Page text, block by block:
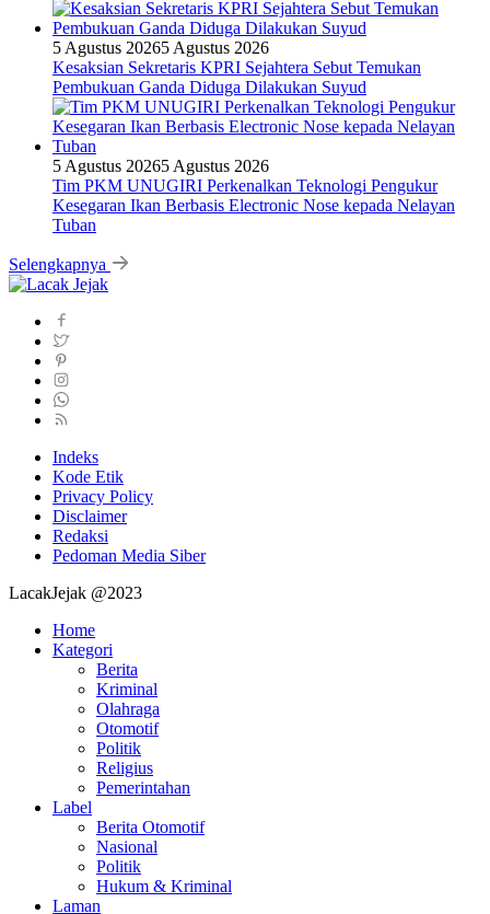
5 Agustus 20265 Agustus 2026
Kesaksian Sekretaris KPRI Sejahtera Sebut Temukan
Pembukuan Ganda Diduga Dilakukan Suyud
5 Agustus 20265 Agustus 2026
Tim PKM UNUGIRI Perkenalkan Teknologi Pengukur
Kesegaran Ikan Berbasis Electronic Nose kepada Nelayan
Tuban
Selengkapnya
Indeks
Kode Etik
Privacy Policy
Disclaimer
Redaksi
Pedoman Media Siber
LacakJejak @2023
Home
Kategori
Berita
Kriminal
Olahraga
Otomotif
Politik
Religius
Pemerintahan
Label
Berita Otomotif
Nasional
Politik
Hukum & Kriminal
Laman